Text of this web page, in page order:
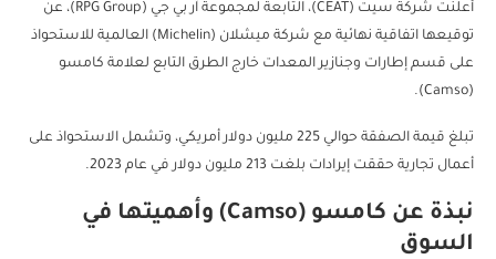
أعلنت شركة سيت (CEAT)، التابعة لمجموعة آر بي جي (RPG Group)، عن
توقيعها اتفاقية نهائية مع شركة ميشلان (Michelin) العالمية للاستحواذ
على قسم إطارات وجنازير المعدات خارج الطرق التابع لعلامة كامسو
(Camso).
تبلغ قيمة الصفقة حوالي 225 مليون دولار أمريكي، وتشمل الاستحواذ على
أعمال تجارية حققت إيرادات بلغت 213 مليون دولار في عام 2023.
نبذة عن كامسو (Camso) وأهميتها في
السوق